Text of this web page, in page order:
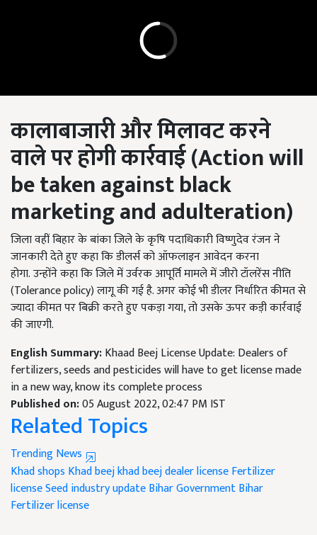
कालाबाजारी और मिलावट करने
वाले पर होगीकार्रवाई(Action will
be taken against black
marketing and adulteration)
जिला वहीं बिहार के बांका जिले के कृषि पदाधिकारी विष्णुदेव रंजन ने
जानकारी देते हुए कहा कि डीलर्स को ऑफलाइन आवेदन करना
होगा.उन्होंने कहा कि जिले में उर्वरक आपूर्ति मामले में जीरो टॉलरेंस नीति
(Tolerance policy) लागू की गई है. अगर कोई भी डीलर निर्धारित कीमत से
ज्यादा कीमत पर बिक्री करते हुए पकड़ा गया, तो उसके ऊपर कड़ी कार्रवाई
की जाएगी.
English Summary:Khaad Beej License Update: Dealers of
fertilizers, seeds and pesticides will have to get license made
in a new way, know its complete process
Published on:05 August 2022, 02:47 PM IST
Related Topics
Trending News
Khad shops Khad beejkhad beej dealer licenseFertilizer
licenseSeed industry updateBihar GovernmentBihar
Fertilizer license